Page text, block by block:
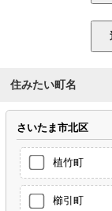
住みたい町名
さいたま市北区
植竹町
櫛引町